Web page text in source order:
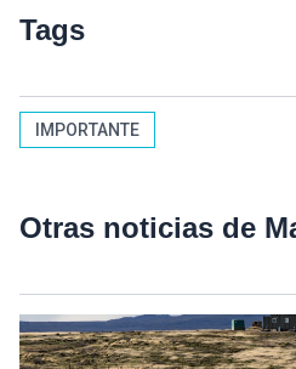
Tags
IMPORTANTE
Otras noticias de